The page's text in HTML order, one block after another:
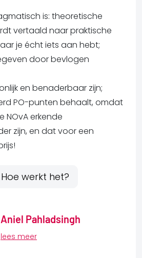
is: theoretische
vertaald naar praktische
je écht iets aan hebt;
door bevlogen
en benaderbaar zijn;
PO-punten behaalt, omdat
NOvA erkende
zijn, en dat voor een
Hoe werkt het?
Aniel Pahladsingh
lees meer